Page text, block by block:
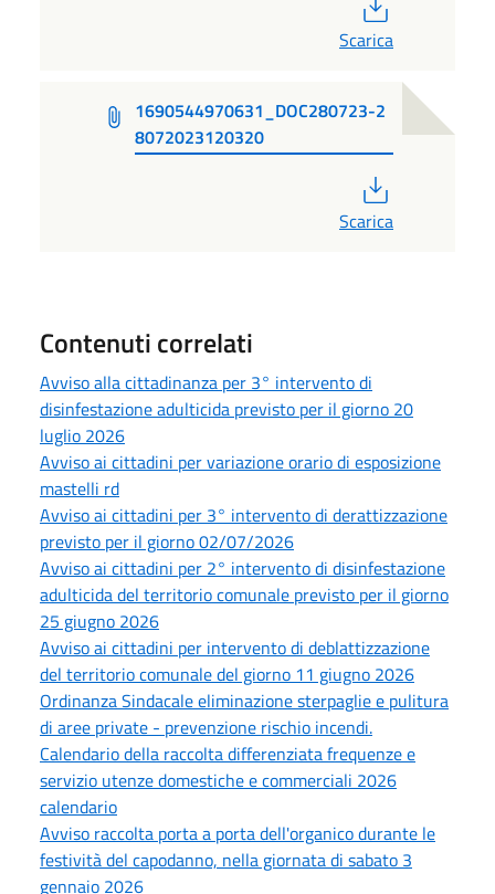
Scarica
1690544970631_DOC280723-2
8072023120320
Scarica
Contenuti correlati
Avviso alla cittadinanza per 3° intervento di
disinfestazione adulticida previsto per il giorno 20
luglio 2026
Avviso ai cittadini per variazione orario di esposizione
mastelli rd
Avviso ai cittadini per 3° intervento di derattizzazione
previsto per il giorno 02/07/2026
Avviso ai cittadini per 2° intervento di disinfestazione
adulticida del territorio comunale previsto per il giorno
25 giugno 2026
Avviso ai cittadini per intervento di deblattizzazione
del territorio comunale del giorno 11 giugno 2026
Ordinanza Sindacale eliminazione sterpaglie e pulitura
di aree private - prevenzione rischio incendi.
Calendario della raccolta differenziata frequenze e
servizio utenze domestiche e commerciali 2026
calendario
Avviso raccolta porta a porta dell'organico durante le
festività del capodanno, nella giornata di sabato 3
gennaio 2026